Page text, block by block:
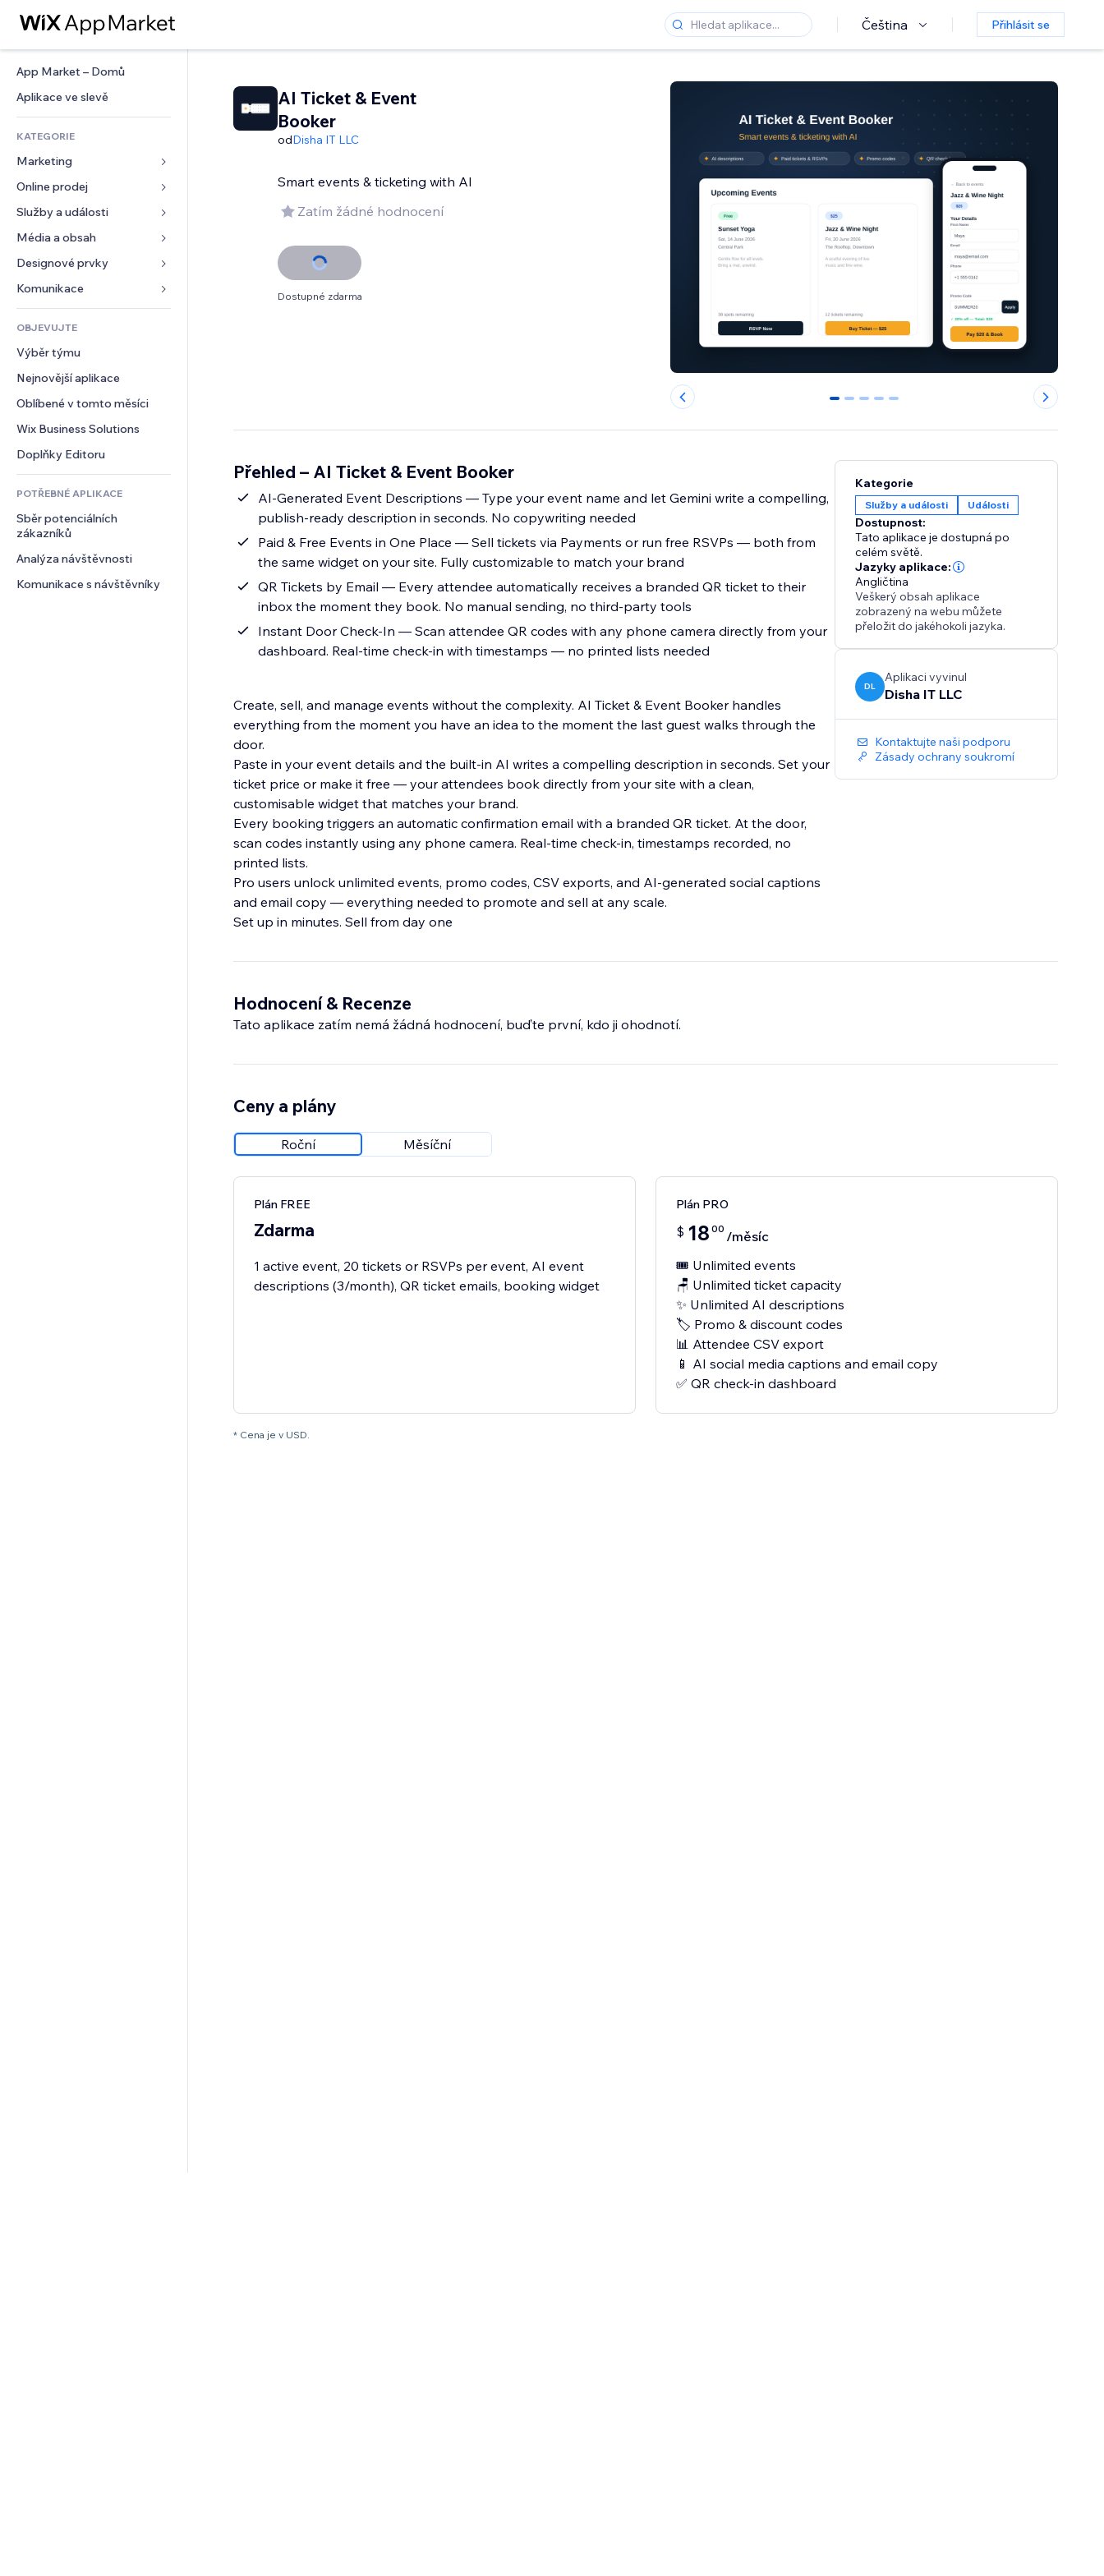
Čeština Přihlásit se
App Market – Domů
Aplikace ve slevě
KATEGORIE
Marketing
Reklamy
Mobilní zařízení
Analytika
Výpisy webu
E‑mail
Online prodej
Aplikace pro obchody
Doprava a doručení
Tlačítka pro prodej
Účetnictví
Kupóny a věrnostní programy
Skladování
Jídlo a nápoje
Služby a události
Ubytování
Události
Restaurace
Nemovitosti
Rezervace
Média a obsah
Galerie
Hudba
Podcasty
Fotografie
Video
PDF
Sdílení souborů
Novinky
Designové prvky
Mapy a navigace
Soukromí a bezpečnost
Hodiny
Šablony stránek
Efekty pro obrázky
Tlačítka a nabídky
Bannery a odznaky
Kalkulačky
Vyhledávání
Počasí
Tabulky a grafy
Formuláře
Ankety
Chat
Komentáře
Telefon
Komunita
Reference a recenze
CRM
OBJEVUJTE
Výběr týmu
Nejnovější aplikace
Oblíbené v tomto měsíci
Wix Business Solutions
Doplňky Editoru
POTŘEBNÉ APLIKACE
Sběr potenciálních
zákazníků
Analýza návštěvnosti
Komunikace s návštěvníky
AI Ticket & Event
Booker
odDisha IT LLC
Smart events & ticketing with AI
Zatím žádné hodnocení
Dostupné zdarma
0 1 2 3 4
Přehled – AI Ticket & Event Booker
AI-Generated Event Descriptions — Type your event name and let Gemini write a compelling,
publish-ready description in seconds. No copywriting needed
Paid & Free Events in One Place — Sell tickets via Payments or run free RSVPs — both from
the same widget on your site. Fully customizable to match your brand
QR Tickets by Email — Every attendee automatically receives a branded QR ticket to their
inbox the moment they book. No manual sending, no third-party tools
Instant Door Check-In — Scan attendee QR codes with any phone camera directly from your
dashboard. Real-time check-in with timestamps — no printed lists needed
Create, sell, and manage events without the complexity. AI Ticket & Event Booker handles
everything from the moment you have an idea to the moment the last guest walks through the
door.
Paste in your event details and the built-in AI writes a compelling description in seconds. Set your
ticket price or make it free — your attendees book directly from your site with a clean,
customisable widget that matches your brand.
Every booking triggers an automatic confirmation email with a branded QR ticket. At the door,
scan codes instantly using any phone camera. Real-time check-in, timestamps recorded, no
printed lists.
Pro users unlock unlimited events, promo codes, CSV exports, and AI-generated social captions
and email copy — everything needed to promote and sell at any scale.
Set up in minutes. Sell from day one
Kategorie
Služby a události Události
Dostupnost:
Tato aplikace je dostupná po
celém světě.
Jazyky aplikace:
Angličtina
Veškerý obsah aplikace
zobrazený na webu můžete
přeložit do jakéhokoli jazyka.
DL
Aplikaci vyvinul
Disha IT LLC
Kontaktujte naši podporu
Zásady ochrany soukromí
Hodnocení & Recenze
Tato aplikace zatím nemá žádná hodnocení, buďte první, kdo ji ohodnotí.
Ceny a plány
Roční Měsíční
Plán FREE
Zdarma
1 active event, 20 tickets or RSVPs per event, AI event
descriptions (3/month), QR ticket emails, booking widget
Plán PRO
$ 18 00 /měsíc
🎟️ Unlimited events
🪑 Unlimited ticket capacity
✨ Unlimited AI descriptions
🏷️ Promo & discount codes
📊 Attendee CSV export
📱 AI social media captions and email copy
✅ QR check-in dashboard
* Cena je v USD.